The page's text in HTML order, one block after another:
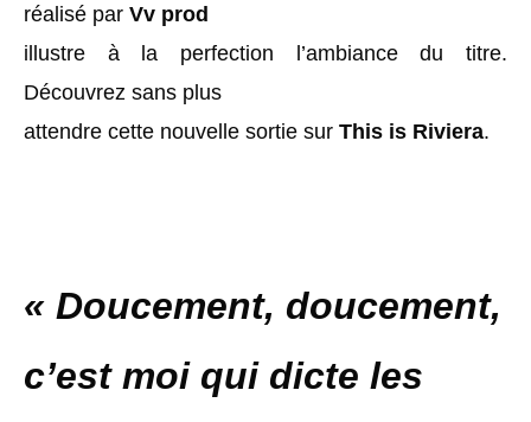
réalisé par Vv prod
illustre à la perfection l’ambiance du titre.
Découvrez sans plus
attendre cette nouvelle sortie sur This is Riviera.
« Doucement, doucement,
c’est moi qui dicte les